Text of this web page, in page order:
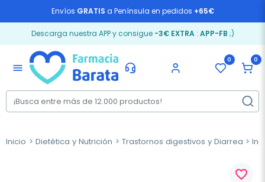
Envíos GRATIS a Península en pedidos +65€
Descarga nuestra APP y consigue -3€ EXTRA: APP-FB ;)
menu
0 0
Inicio Dietética y Nutrición Trastornos digestivos y Diarrea
favorite_border